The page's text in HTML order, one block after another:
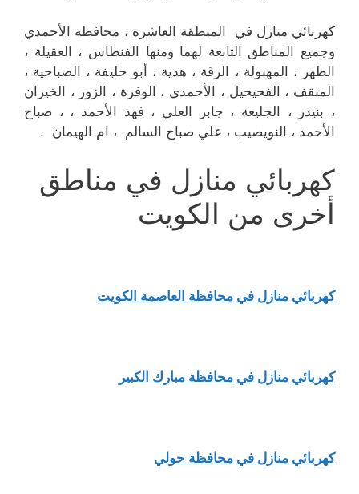
كهربائي منازل في المنطقة العاشرة ، محافظة الأحمدي
وجميع المناطق التابعة لهما ومنها الفنطاس ، العقيلة ،
الظهر ، المهبولة ، الرقة ، هدية ، أبو حليفة ، الصباحية ،
المنقف ، الفحيحيل ، الأحمدي ، الوفرة ، الزور ، الخيران
، بنيدر ، الجليعة ، جابر العلي ، فهد الأحمد ، ، صباح
الأحمد ، النويصيب ، علي صباح السالم ، ام الهيمان .
كهربائي منازل في مناطق
أخرى من الكويت
كهربائي منازل في محافظة العاصمة الكويت
كهربائي منازل في محافظة مبارك الكبير
كهربائي منازل في محافظة حولي